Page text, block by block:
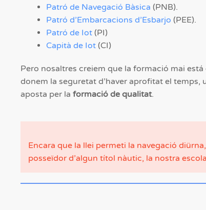
Patró de Navegació Bàsica (PNB).
Patró d’Embarcacions d’Esbarjo (PEE).
Patró de Iot (PI)
Capità de Iot (CI)
Pero nosaltres creiem que la formació mai
donem la seguretat d’haver aprofitat el
aposta per la formació de qualitat.
Encara que la llei permeti la navegació
posseïdor d’algun títol nàutic, la nostra